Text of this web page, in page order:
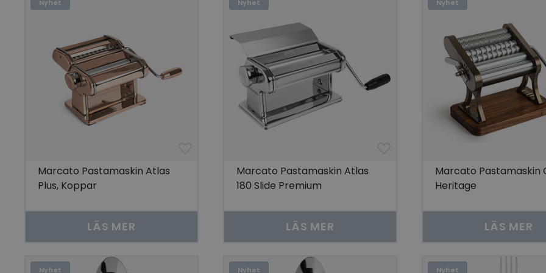
Nyhet
Marcato Pastamaskin Atlas
Plus, Koppar
LÄS MER
Nyhet
Marcato Pastamaskin Atlas
180 Slide Premium
LÄS MER
Nyhet
Marcato Pastamaskin
Heritage
LÄS MER
Nyhet Nyhet Nyhet